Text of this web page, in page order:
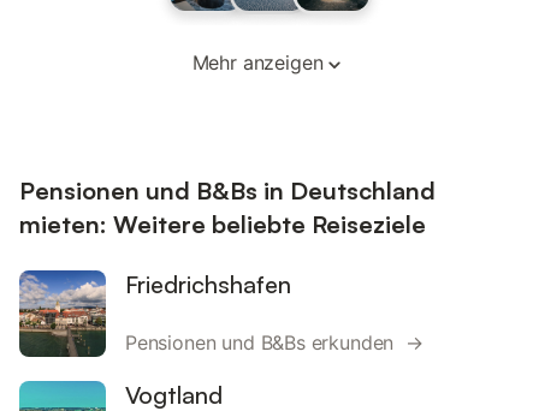
Mehr anzeigen
Pensionen und B&Bs in Deutschland
mieten: Weitere beliebte Reiseziele
Friedrichshafen
Pensionen und B&Bs erkunden →
Vogtland